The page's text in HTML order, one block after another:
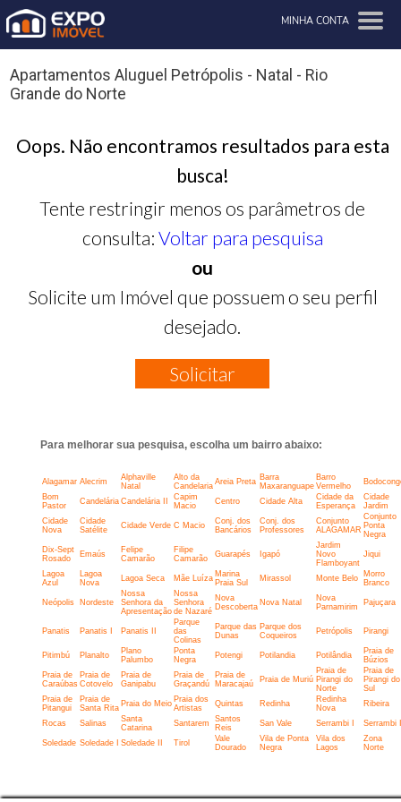
MINHA CONTA
Apartamentos Aluguel Petrópolis - Natal - Rio
Grande do Norte
Oops. Não encontramos resultados para esta
busca!
Tente restringir menos os parâmetros de
consulta: Voltar para pesquisa
ou
Solicite um Imóvel que possuem o seu perfil
desejado.
Solicitar
Para melhorar sua pesquisa, escolha um bairro abaixo:
Alagamar Alecrim
Alphaville
Natal
Alto da
Candelaria Areia Preta Barra
Maxaranguape
Barro
Vermelho
Bom
Pastor
Candelária Candelária II
Capim
Macio
Centro Cidade Alta
Cidade da
Esperança
Cidade
Jardim
Cidade
Nova
Cidade
Satélite
Cidade Verde C Macio
Conj. dos
Bancários
Conj. dos
Professores
Conjunto
ALAGAMAR
Conjunto
Ponta
Negra
Dix-Sept
Rosado
Emaús
Felipe
Camarão
Filipe
Camarão
Guarapés Igapó
Jardim
Novo
Flamboyant
Jiqui
Lagoa
Azul
Lagoa
Nova
Lagoa Seca Mãe Luíza Marina
Praia Sul
Mirassol Monte Belo
Morro
Branco
Neópolis Nordeste
Nossa
Senhora da
Apresentação
Nossa
Senhora
de Nazaré
Nova
Descoberta Nova Natal
Nova
Parnamirim
Pajuçara
Panatis Panatis I Panatis II
Parque
das
Colinas
Parque das
Dunas
Parque dos
Coqueiros
Petrópolis Pirangi
Pitimbú Planalto
Plano
Palumbo
Ponta
Negra
Potengi Potilandia Potilândia
Praia de
Búzios
Praia de
Caraúbas
Praia de
Cotovelo
Praia de
Ganipabu
Praia de
Graçandú
Praia de
Maracajaú
Praia de Muriú
Praia de
Pirangi do
Norte
Praia de
Pirangi do
Sul
Praia de
Pitangui
Praia de
Santa Rita Praia do Meio Praia dos
Artistas
Quintas Redinha
Redinha
Nova
Ribeira
Rocas Salinas
Santa
Catarina
Santarem
Santos
Reis
San Vale Serrambi I Serrambi
Soledade Soledade I Soledade II Tirol
Vale
Dourado
Vila de Ponta
Negra
Vila dos
Lagos
Zona
Norte